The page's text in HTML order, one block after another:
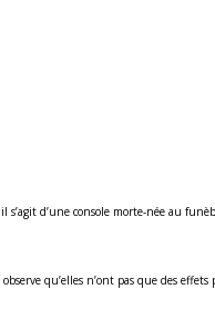
d’une console morte-née au
qu’elles n’ont pas que des effets